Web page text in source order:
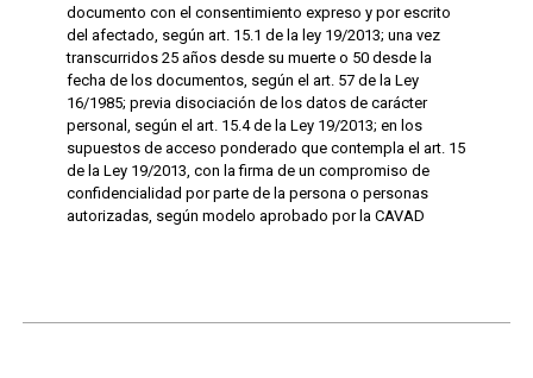
documento con el consentimiento expreso y por escrito
del afectado, según art. 15.1 de la ley 19/2013; una vez
transcurridos 25 años desde su muerte o 50 desde la
fecha de los documentos, según el art. 57 de la Ley
16/1985; previa disociación de los datos de carácter
personal, según el art. 15.4 de la Ley 19/2013; en los
supuestos de acceso ponderado que contempla el art. 15
de la Ley 19/2013, con la firma de un compromiso de
confidencialidad por parte de la persona o personas
autorizadas, según modelo aprobado por la CAVAD